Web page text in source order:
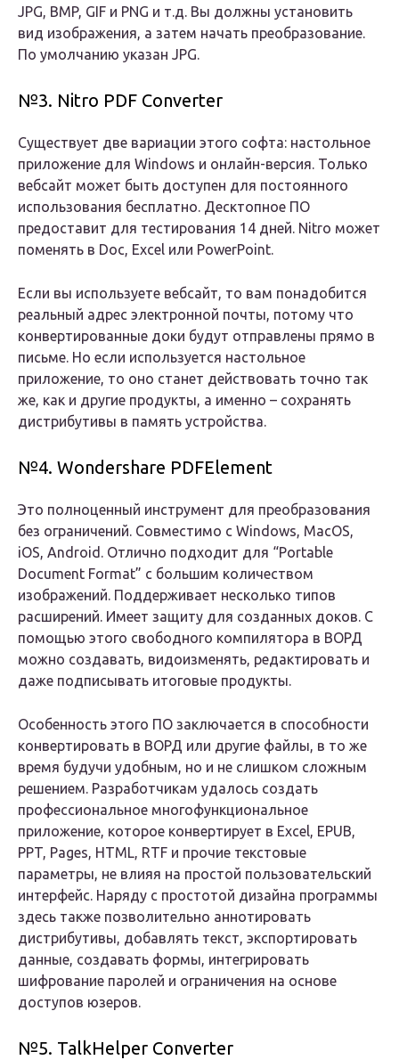
JPG, BMP, GIF и PNG и т.д. Вы должны установить
вид изображения, а затем начать преобразование.
По умолчанию указан JPG.
№3. Nitro PDF Converter
Существует две вариации этого софта: настольное
приложение для Windows и онлайн-версия. Только
вебсайт может быть доступен для постоянного
использования бесплатно. Десктопное ПО
предоставит для тестирования 14 дней. Nitro может
поменять в Doc, Excel или PowerPoint.
Если вы используете вебсайт, то вам понадобится
реальный адрес электронной почты, потому что
конвертированные доки будут отправлены прямо в
письме. Но если используется настольное
приложение, то оно станет действовать точно так
же, как и другие продукты, а именно – сохранять
дистрибутивы в память устройства.
№4. Wondershare PDFElement
Это полноценный инструмент для преобразования
без ограничений. Совместимо с Windows, MacOS,
iOS, Android. Отлично подходит для “Portable
Document Format” с большим количеством
изображений. Поддерживает несколько типов
расширений. Имеет защиту для созданных доков. С
помощью этого свободного компилятора в ВОРД
можно создавать, видоизменять, редактировать и
даже подписывать итоговые продукты.
Особенность этого ПО заключается в способности
конвертировать в ВОРД или другие файлы, в то же
время будучи удобным, но и не слишком сложным
решением. Разработчикам удалось создать
профессиональное многофункциональное
приложение, которое конвертирует в Excel, EPUB,
PPT, Pages, HTML, RTF и прочие текстовые
параметры, не влияя на простой пользовательский
интерфейс. Наряду с простотой дизайна программы
здесь также позволительно аннотировать
дистрибутивы, добавлять текст, экспортировать
данные, создавать формы, интегрировать
шифрование паролей и ограничения на основе
доступов юзеров.
№5. TalkHelper Converter